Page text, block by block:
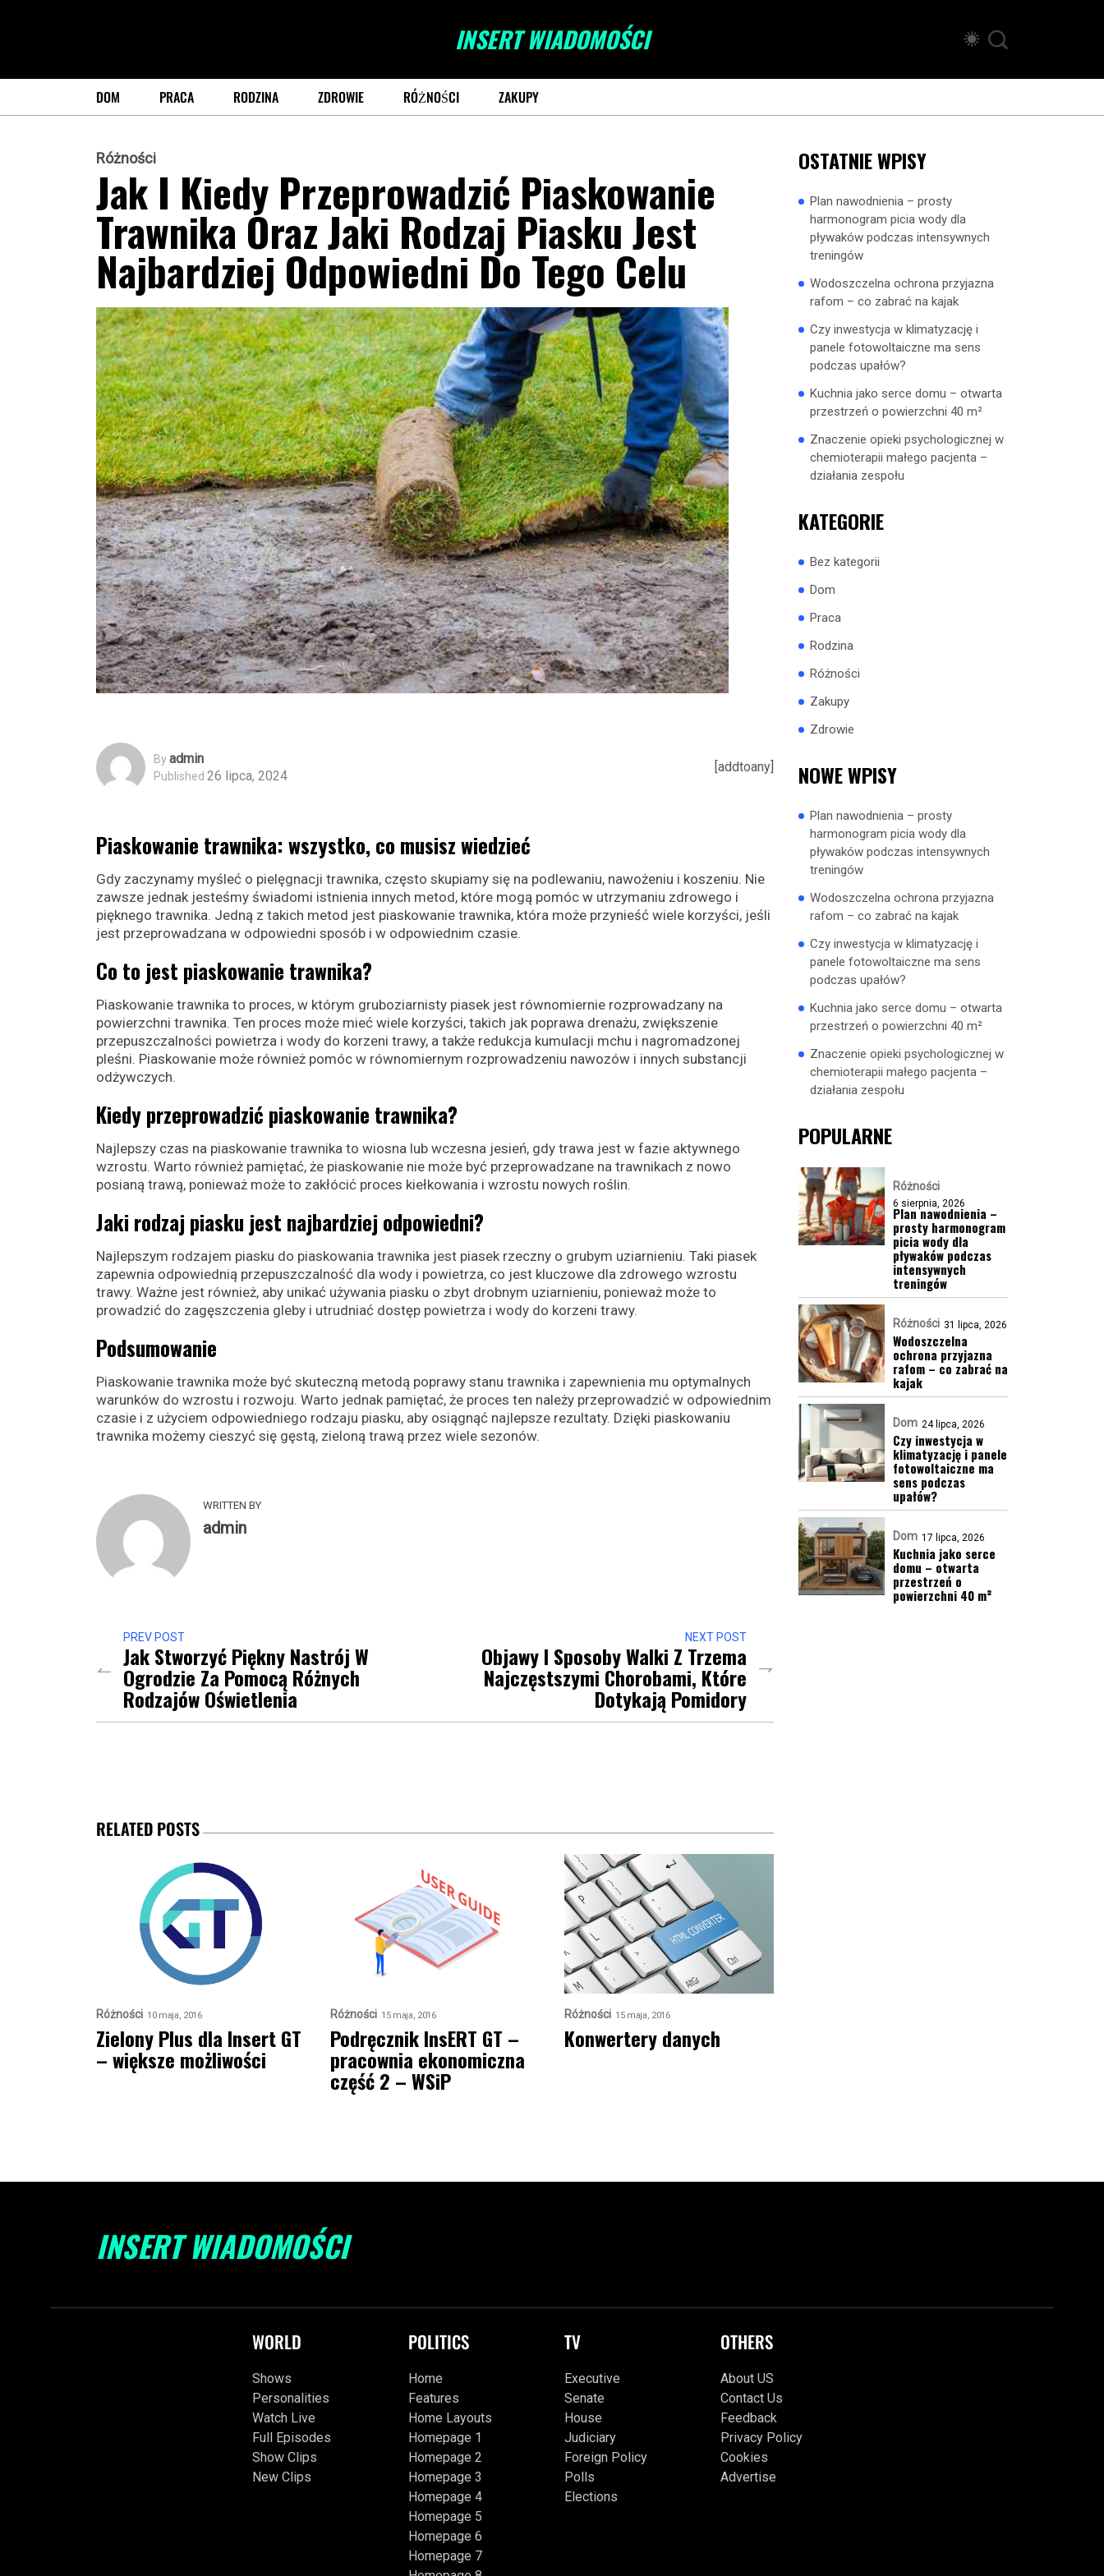
INSERT WIADOMOŚCI
DOM PRACA RODZINA ZDROWIE RÓŻNOŚCI ZAKUPY
Różności
Jak I Kiedy Przeprowadzić Piaskowanie
Trawnika Oraz Jaki Rodzaj Piasku Jest
Najbardziej Odpowiedni Do Tego Celu
ByAdmin
Published 26 lipca, 2024
[addtoany]
Piaskowanie trawnika: wszystko, co musisz wiedzieć
Gdy zaczynamy myśleć o pielęgnacji trawnika, często skupiamy się na podlewaniu, nawożeniu i koszeniu. Nie
zawsze jednak jesteśmy świadomi istnienia innych metod, które mogą pomóc w utrzymaniu zdrowego i
pięknego trawnika. Jedną z takich metod jest piaskowanie trawnika, która może przynieść wiele korzyści, jeśli
jest przeprowadzana w odpowiedni sposób i w odpowiednim czasie.
Co to jest piaskowanie trawnika?
Piaskowanie trawnika to proces, w którym gruboziarnisty piasek jest równomiernie rozprowadzany na
powierzchni trawnika. Ten proces może mieć wiele korzyści, takich jak poprawa drenażu, zwiększenie
przepuszczalności powietrza i wody do korzeni trawy, a także redukcja kumulacji mchu i nagromadzonej
pleśni. Piaskowanie może również pomóc w równomiernym rozprowadzeniu nawozów i innych substancji
odżywczych.
Kiedy przeprowadzić piaskowanie trawnika?
Najlepszy czas na piaskowanie trawnika to wiosna lub wczesna jesień, gdy trawa jest w fazie aktywnego
wzrostu. Warto również pamiętać, że piaskowanie nie może być przeprowadzane na trawnikach z nowo
posianą trawą, ponieważ może to zakłócić proces kiełkowania i wzrostu nowych roślin.
Jaki rodzaj piasku jest najbardziej odpowiedni?
Najlepszym rodzajem piasku do piaskowania trawnika jest piasek rzeczny o grubym uziarnieniu. Taki piasek
zapewnia odpowiednią przepuszczalność dla wody i powietrza, co jest kluczowe dla zdrowego wzrostu
trawy. Ważne jest również, aby unikać używania piasku o zbyt drobnym uziarnieniu, ponieważ może to
prowadzić do zagęszczenia gleby i utrudniać dostęp powietrza i wody do korzeni trawy.
Podsumowanie
Piaskowanie trawnika może być skuteczną metodą poprawy stanu trawnika i zapewnienia mu optymalnych
warunków do wzrostu i rozwoju. Warto jednak pamiętać, że proces ten należy przeprowadzić w odpowiednim
czasie i z użyciem odpowiedniego rodzaju piasku, aby osiągnąć najlepsze rezultaty. Dzięki piaskowaniu
trawnika możemy cieszyć się gęstą, zieloną trawą przez wiele sezonów.
WRITTEN BY
admin
PREV POST
Jak Stworzyć Piękny Nastrój W
Ogrodzie Za Pomocą Różnych
Rodzajów Oświetlenia
NEXT POST
Objawy I Sposoby Walki Z Trzema
Najczęstszymi Chorobami, Które
Dotykają Pomidory
OSTATNIE WPISY
Plan nawodnienia – prosty
harmonogram picia wody dla
pływaków podczas intensywnych
treningów
Wodoszczelna ochrona przyjazna
rafom – co zabrać na kajak
Czy inwestycja w klimatyzację i
panele fotowoltaiczne ma sens
podczas upałów?
Kuchnia jako serce domu – otwarta
przestrzeń o powierzchni 40 m²
Znaczenie opieki psychologicznej w
chemioterapii małego pacjenta –
działania zespołu
KATEGORIE
Bez kategorii
Dom
Praca
Rodzina
Różności
Zakupy
Zdrowie
NOWE WPISY
Plan nawodnienia – prosty
harmonogram picia wody dla
pływaków podczas intensywnych
treningów
Wodoszczelna ochrona przyjazna
rafom – co zabrać na kajak
Czy inwestycja w klimatyzację i
panele fotowoltaiczne ma sens
podczas upałów?
Kuchnia jako serce domu – otwarta
przestrzeń o powierzchni 40 m²
Znaczenie opieki psychologicznej w
chemioterapii małego pacjenta –
działania zespołu
POPULARNE
Różności
6 sierpnia, 2026
Plan nawodnienia –
prosty harmonogram
picia wody dla
pływaków podczas
intensywnych
treningów
Różności 31 lipca, 2026
Wodoszczelna
ochrona przyjazna
rafom – co zabrać na
kajak
Dom 24 lipca, 2026
Czy inwestycja w
klimatyzację i panele
fotowoltaiczne ma
sens podczas
upałów?
Dom 17 lipca, 2026
Kuchnia jako serce
domu – otwarta
przestrzeń o
powierzchni 40 m²
RELATED POSTS
Różności 10 maja, 2016
Zielony Plus dla Insert GT
– większe możliwości
Różności 15 maja, 2016
Podręcznik InsERT GT –
pracownia ekonomiczna
część 2 – WSiP
Różności 15 maja, 2016
Konwertery danych
INSERT WIADOMOŚCI
WORLD
Shows
Personalities
Watch Live
Full Episodes
Show Clips
New Clips
POLITICS
Home
Features
Home Layouts
Homepage 1
Homepage 2
Homepage 3
Homepage 4
Homepage 5
Homepage 6
Homepage 7
TV
Executive
Senate
House
Judiciary
Foreign Policy
Polls
Elections
OTHERS
About US
Contact Us
Feedback
Privacy Policy
Cookies
Advertise